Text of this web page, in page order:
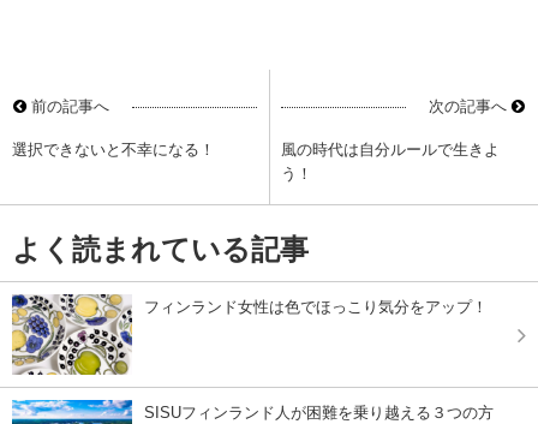
前の記事へ
選択できないと不幸になる！
次の記事へ
風の時代は自分ルールで生きよ
う！
よく読まれている記事
フィンランド女性は色でほっこり気分をアップ！
SISUフィンランド人が困難を乗り越える３つの方